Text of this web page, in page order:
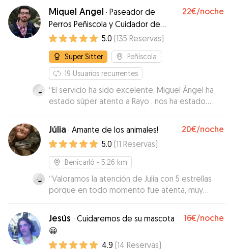
Miquel Angel · Paseador de
Perros Peñiscola y Cuidador de
Mascotas y adiestramiento básico.
22€/noche
5.0 (135 Reservas)
Super Sitter
Peñíscola
19 Usuarios recurrentes
“El servicio ha sido excelente, Miguel Ángel ha
estado súper atento a Rayo , nos ha estado
mandado fotos y vídeos en todo momento ,
explicándonos como el día a día con el ... Ojalá
hubiera más personas como el , siempre servicial
.. lo recomiendo 100x100”
Júlia · Amante de los animales! 20€/noche
5.0 (11 Reservas)
Benicarló - 5.26 km
“Valoramos la atención de Julia con 5 estrellas
porque en todo momento fue atenta, muy
simpatica y nos ofreció todo tipo detalles.
Durante la estancia todo fuerón atenciones para
la perrita y enviando información continuamente.
Desde luego es para repetir. Sin ningúna duda…
Gracias!! 👏🤗”
Jesús · Cuidaremos de su mascota
😀
16€/noche
4.9 (14 Reservas)